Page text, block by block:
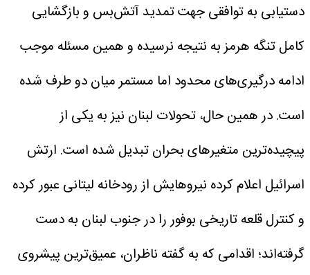
دستیابی به توافقی جهت تمدید آتش‌بس و بازگشایی
کامل تنگه هرمز به نتیجه نرسیده و همین مسئله موجب
ادامه درگیری‌های محدود اما مستمر میان دو طرف شده
است.در همین حال، تحولات لبنان نیز به یکی از
پیچیده‌ترین متغیرهای بحران تبدیل شده است. ارتش
اسرائیل اعلام کرده نیروهایش از رودخانه لیتانی عبور کرده
و کنترل قلعه تاریخی بوفور را در جنوب لبنان به دست
گرفته‌اند؛ اقدامی که به گفته ناظران، عمیق‌ترین پیشروی